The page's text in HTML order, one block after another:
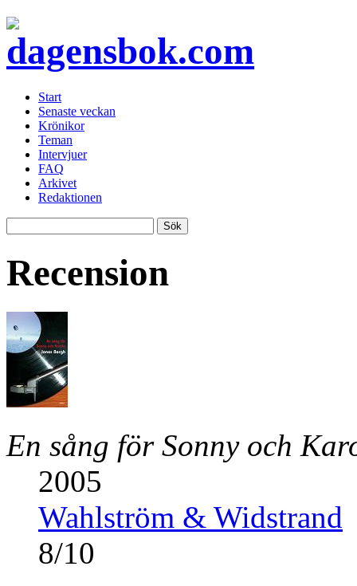
Start
Senaste veckan
Krönikor
Teman
Intervjuer
FAQ
Arkivet
Redaktionen
Recension
En sång för Sonny och
2005
Wahlström & Widstrand
8/10